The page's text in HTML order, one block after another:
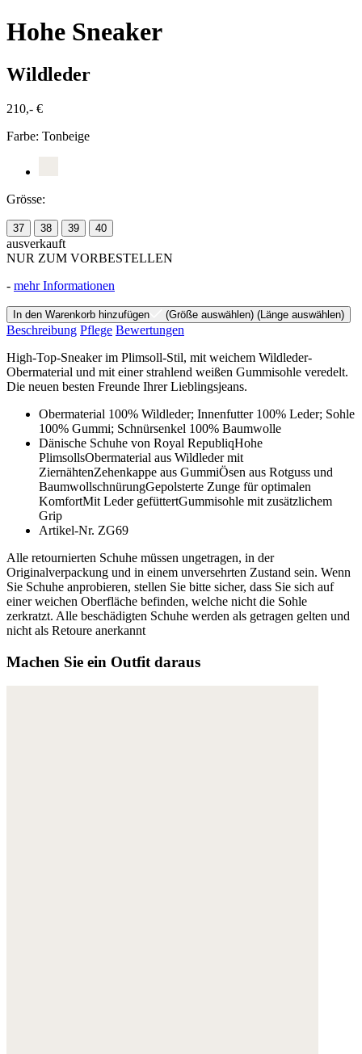
Hohe Sneaker
Wildleder
210,- €
Farbe: Tonbeige
Grösse:
37 38 39 40
ausverkauft
NUR ZUM VORBESTELLEN
- mehr Informationen
In den Warenkorb hinzufügen (Größe auswählen) (Länge auswählen)
Beschreibung Pflege Bewertungen
High-Top-Sneaker im Plimsoll-Stil, mit weichem Wildleder-
Obermaterial und mit einer strahlend weißen Gummisohle veredelt.
Die neuen besten Freunde Ihrer Lieblingsjeans.
Obermaterial 100% Wildleder; Innenfutter 100% Leder; Sohle
100% Gummi; Schnürsenkel 100% Baumwolle
Dänische Schuhe von Royal RepubliqHohe
PlimsollsObermaterial aus Wildleder mit
ZiernähtenZehenkappe aus GummiÖsen aus Rotguss und
BaumwollschnürungGepolsterte Zunge für optimalen
KomfortMit Leder gefüttertGummisohle mit zusätzlichem
Grip
Artikel-Nr. ZG69
Alle retournierten Schuhe müssen ungetragen, in der
Originalverpackung und in einem unversehrten Zustand sein. Wenn
Sie Schuhe anprobieren, stellen Sie bitte sicher, dass Sie sich auf
einer weichen Oberfläche befinden, welche nicht die Sohle
zerkratzt. Alle beschädigten Schuhe werden als getragen gelten und
nicht als Retoure anerkannt
Machen Sie ein Outfit daraus